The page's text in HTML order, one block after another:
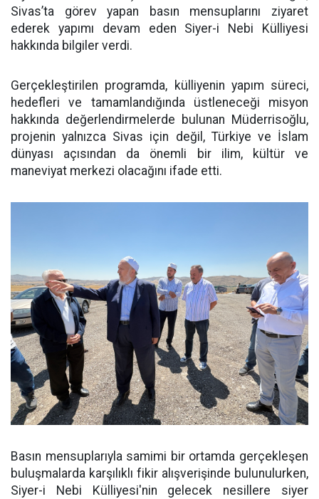
Sivas’ta görev yapan basın mensuplarını ziyaret
ederek yapımı devam eden Siyer-i Nebi Külliyesi
hakkında bilgiler verdi.
Gerçekleştirilen programda, külliyenin yapım süreci,
hedefleri ve tamamlandığında üstleneceği misyon
hakkında değerlendirmelerde bulunan Müderrisoğlu,
projenin yalnızca Sivas için değil, Türkiye ve İslam
dünyası açısından da önemli bir ilim, kültür ve
maneviyat merkezi olacağını ifade etti.
Basın mensuplarıyla samimi bir ortamda gerçekleşen
buluşmalarda karşılıklı fikir alışverişinde bulunulurken,
Siyer-i Nebi Külliyesi'nin gelecek nesillere siyer